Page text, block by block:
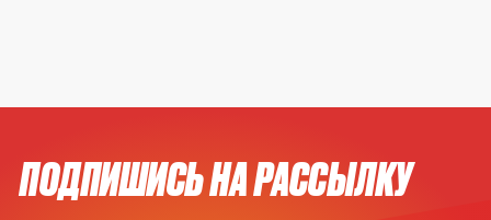
ПОДПИШИСЬ НА РАССЫЛКУ